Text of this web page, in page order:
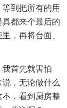
到把所有的用
都来个最后的
，再将台面、
首先就害怕
，无论做什么
，看到厨房整